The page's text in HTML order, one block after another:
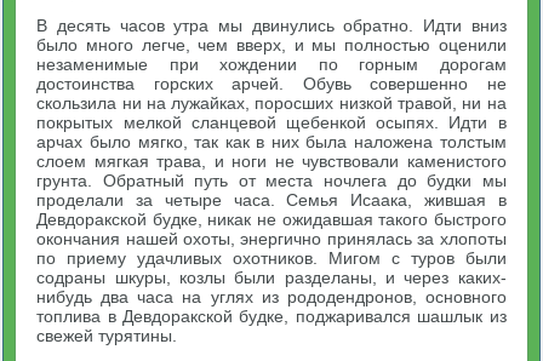
В десять часов утра мы двинулись обратно. Идти вниз
было много легче, чем вверх, и мы полностью оценили
незаменимые при хождении по горным дорогам
достоинства горских арчей. Обувь совершенно не
скользила ни на лужайках, поросших низкой травой, ни на
покрытых мелкой сланцевой щебенкой осыпях. Идти в
арчах было мягко, так как в них была наложена толстым
слоем мягкая трава, и ноги не чувствовали каменистого
грунта. Обратный путь от места ночлега до будки мы
проделали за четыре часа. Семья Исаака, жившая в
Девдоракской будке, никак не ожидавшая такого быстрого
окончания нашей охоты, энергично принялась за хлопоты
по приему удачливых охотников. Мигом с туров были
содраны шкуры, козлы были разделаны, и через каких-
нибудь два часа на углях из рододендронов, основного
топлива в Девдоракской будке, поджаривался шашлык из
свежей турятины.